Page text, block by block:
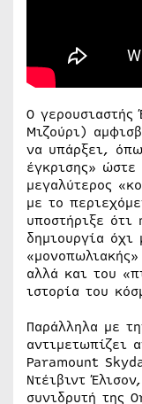
Ο γερουσιαστής
Μιζούρι)
να υπάρξει,
έγκρισης»
μεγαλύτερος
με το
υποστήριξε ότι
δημιουργία όχι
αλλά και του
ιστορία του
Παράλληλα με
αντιμετωπίζει
Paramount
Ντέιβιντ
συνιδρυτή της